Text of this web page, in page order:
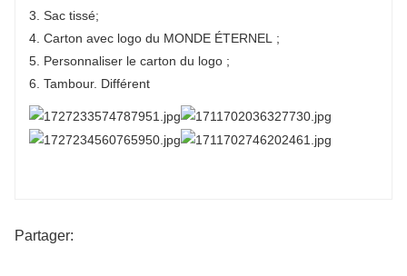
3. Sac tissé;
4. Carton avec logo du MONDE ÉTERNEL ;
5. Personnaliser le carton du logo ;
6. Tambour. Différent
Partager: